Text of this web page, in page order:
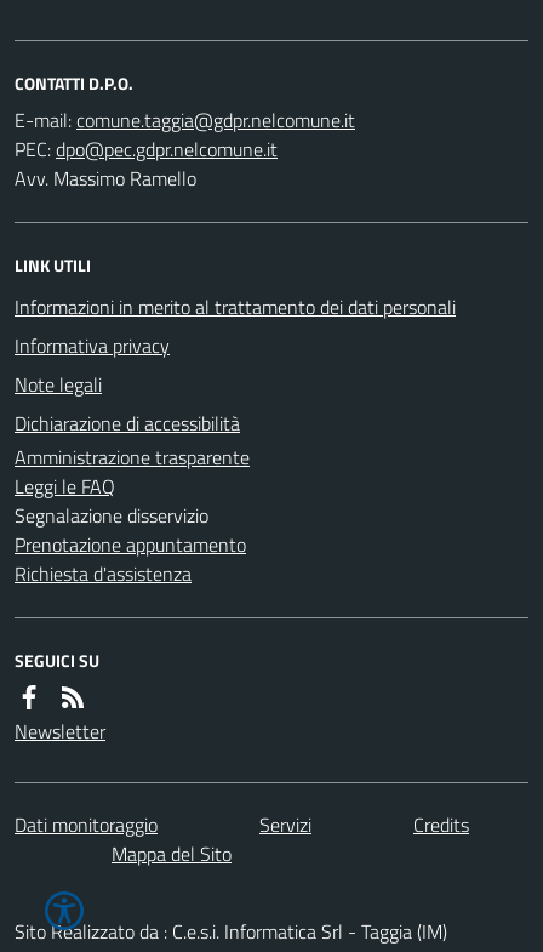
CONTATTI D.P.O.
E-mail:
PEC:
Avv. Massimo Ramello
LINK UTILI
Informazioni in merito al trattamento dei dati personali
Informativa privacy
Note legali
Dichiarazione di accessibilità
Amministrazione trasparente
Leggi le FAQ
Segnalazione disservizio
Prenotazione appuntamento
Richiesta d'assistenza
SEGUICI SU
Newsletter
Dati monitoraggio Servizi
Credits
Mappa del Sito
Sito Realizzato da : C.e.s.i. Informatica Srl - Taggia (IM)